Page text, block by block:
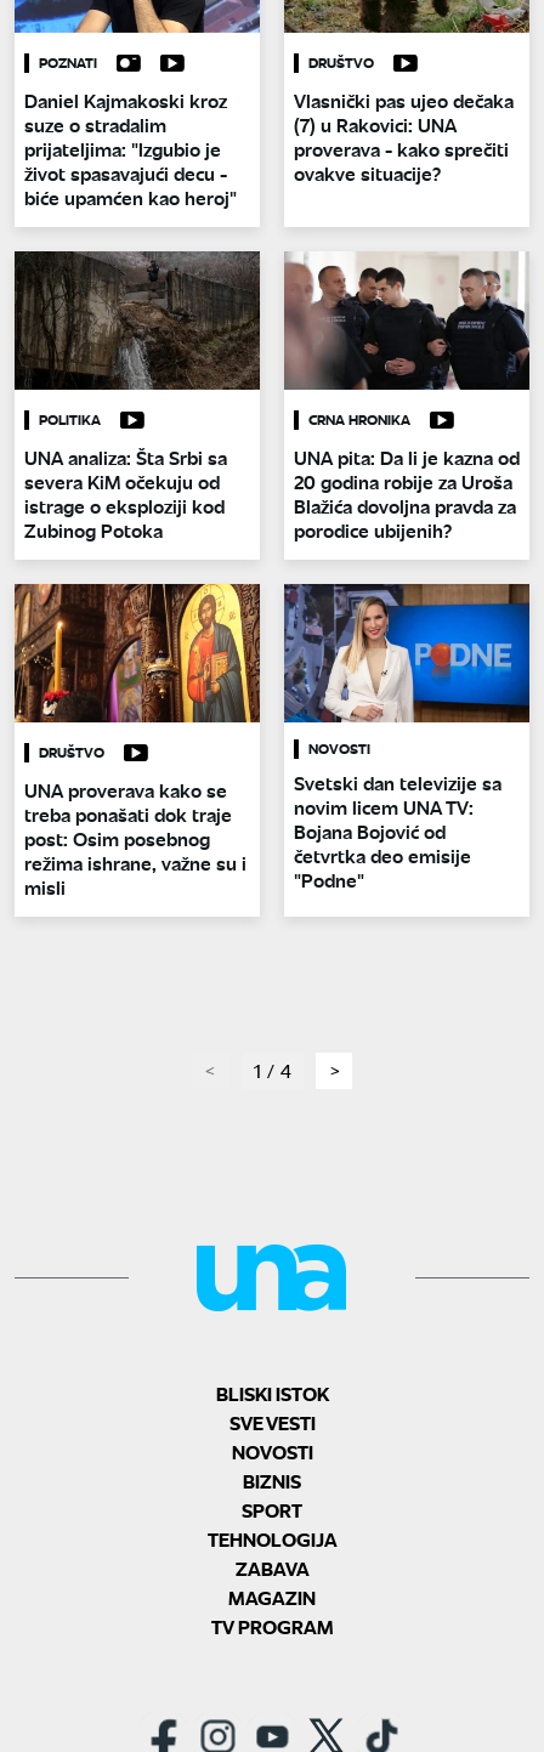
POZNATI
Daniel Kajmakoski kroz
suze o stradalim
prijateljima: "Izgubio je
život spasavajući decu -
biće upamćen kao heroj"
DRUŠTVO
Vlasnički pas ujeo dečaka
(7) u Rakovici: UNA
proverava - kako sprečiti
ovakve situacije?
POLITIKA
UNA analiza: Šta Srbi sa
severa KiM očekuju od
istrage o eksploziji kod
Zubinog Potoka
CRNA HRONIKA
UNA pita: Da li je kazna od
20 godina robije za Uroša
Blažića dovoljna pravda za
porodice ubijenih?
DRUŠTVO
UNA proverava kako se
treba ponašati dok traje
post: Osim posebnog
režima ishrane, važne su i
misli
NOVOSTI
Svetski dan televizije sa
novim licem UNA TV:
Bojana Bojović od
četvrtka deo emisije
"Podne"
page1 / 4 page
BLISKI ISTOK
SVE VESTI
NOVOSTI
BIZNIS
SPORT
TEHNOLOGIJA
ZABAVA
MAGAZIN
TV PROGRAM